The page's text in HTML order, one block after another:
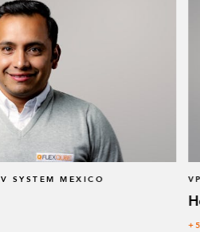
SYSTEM MEXICO